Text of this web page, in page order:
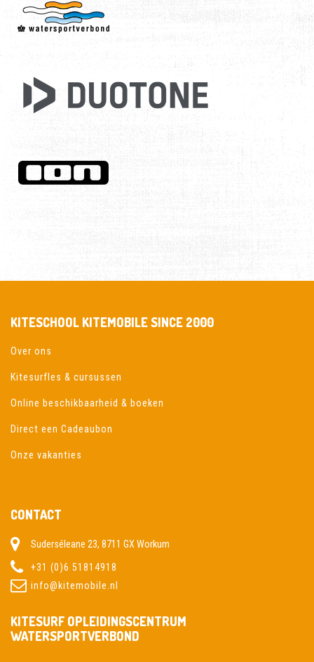
KITESCHOOL KITEMOBILE SINCE 2000
Over ons
Kitesurfles & cursussen
Online beschikbaarheid & boeken
Direct een Cadeaubon
Onze vakanties
CONTACT
Suderséleane 23, 8711 GX Workum
+31 (0)6 51814918
info@kitemobile.nl
KITESURF OPLEIDINGSCENTRUM
WATERSPORTVERBOND